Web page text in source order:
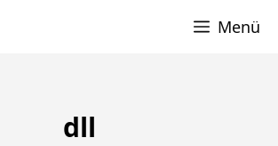
Menü
dll